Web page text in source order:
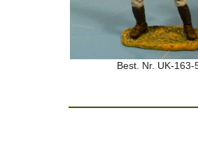
Best. Nr. UK-163-